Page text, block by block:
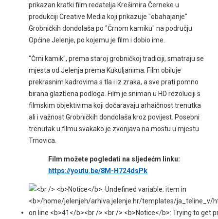
prikazan kratki film redatelja Krešimira Černeke u
produkciji Creative Media koji prikazuje "obahajanje"
Grobničkih dondolaša po "Črnom kamiku" na području
Općine Jelenje, po kojemu je film i dobio ime.
"Črni kamik", prema staroj grobničkoj tradiciji, smatraju se
mjesta od Jelenja prema Kukuljanima. Film obiluje
prekrasnim kadrovima s tla i iz zraka, a sve prati pomno
birana glazbena podloga. Film je sniman u HD rezoluciji s
filmskim objektivima koji dočaravaju arhaičnost trenutka
ali i važnost Grobničkih dondolaša kroz povijest. Posebni
trenutak u filmu svakako je zvonjava na mostu u mjestu
Trnovica.
Film možete pogledati na sljedećm linku:
https://youtu.be/8M-H724dsPk